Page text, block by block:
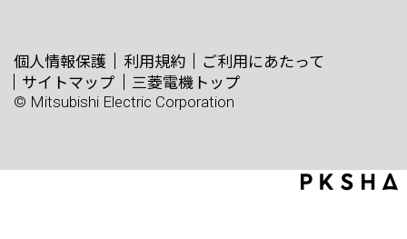
個人情報保護 利用規約
ご利用にあたって
サイトマップ
三菱電機トップ
© Mitsubishi Electric Corporation